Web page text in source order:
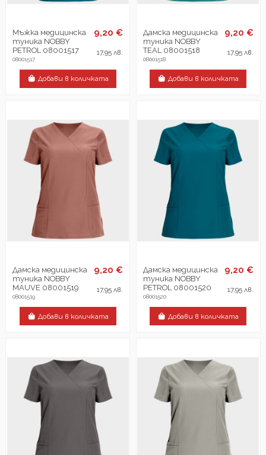
Мъжка медицинска
туника NOBBY
PETROL 08001517
08001517
9,20 €
17,95 лв.
Добави в количката
Дамска медицинска
туника NOBBY
TEAL 08001518
08001518
9,20 €
17,95 лв.
Добави в количката
Дамска медицинска
туника NOBBY
MAUVE 08001519
08001519
9,20 €
17,95 лв.
Добави в количката
Дамска медицинска
туника NOBBY
PETROL 08001520
08001520
9,20 €
17,95 лв.
Добави в количката